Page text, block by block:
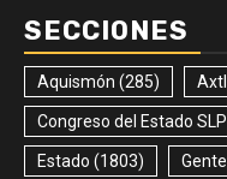
SECCIONES
Aquismón (285)
Congreso del Estado SLP
Estado (1803) Gente